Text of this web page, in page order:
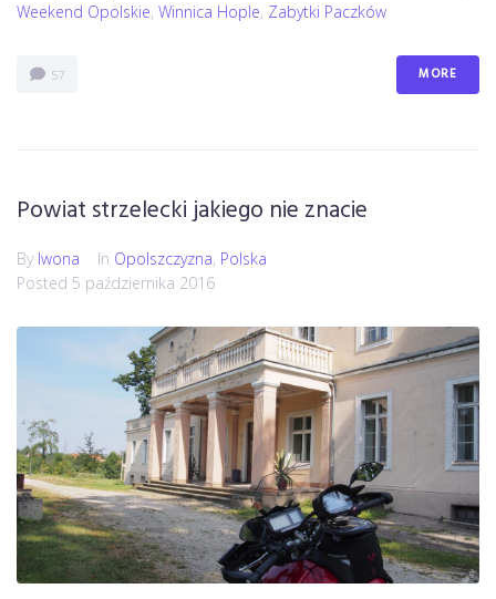
Weekend Opolskie, Winnica Hople, Zabytki Paczków
57 MORE
Powiat strzelecki jakiego nie znacie
By Iwona In Opolszczyzna, Polska
Posted 5 października 2016